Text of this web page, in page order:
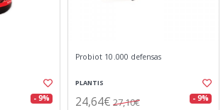
- 9%
Probiot 10.000 defensas
PLANTIS
24,64€ 27,10€ - 9%